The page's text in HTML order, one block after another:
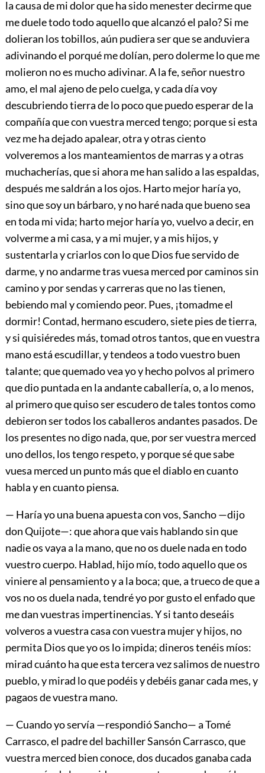
la causa de mi dolor que ha sido menester decirme que
me duele todo todo aquello que alcanzó el palo? Si me
dolieran los tobillos, aún pudiera ser que se anduviera
adivinando el porqué me dolían, pero dolerme lo que me
molieron no es mucho adivinar. A la fe, señor nuestro
amo, el mal ajeno de pelo cuelga, y cada día voy
descubriendo tierra de lo poco que puedo esperar de la
compañía que con vuestra merced tengo; porque si esta
vez me ha dejado apalear, otra y otras ciento
volveremos a los manteamientos de marras y a otras
muchacherías, que si ahora me han salido a las espaldas,
después me saldrán a los ojos. Harto mejor haría yo,
sino que soy un bárbaro, y no haré nada que bueno sea
en toda mi vida; harto mejor haría yo, vuelvo a decir, en
volverme a mi casa, y a mi mujer, y a mis hijos, y
sustentarla y criarlos con lo que Dios fue servido de
darme, y no andarme tras vuesa merced por caminos sin
camino y por sendas y carreras que no las tienen,
bebiendo mal y comiendo peor. Pues, ¡tomadme el
dormir! Contad, hermano escudero, siete pies de tierra,
y si quisiéredes más, tomad otros tantos, que en vuestra
mano está escudillar, y tendeos a todo vuestro buen
talante; que quemado vea yo y hecho polvos al primero
que dio puntada en la andante caballería, o, a lo menos,
al primero que quiso ser escudero de tales tontos como
debieron ser todos los caballeros andantes pasados. De
los presentes no digo nada, que, por ser vuestra merced
uno dellos, los tengo respeto, y porque sé que sabe
vuesa merced un punto más que el diablo en cuanto
habla y en cuanto piensa.
— Haría yo una buena apuesta con vos, Sancho —dijo
don Quijote—: que ahora que vais hablando sin que
nadie os vaya a la mano, que no os duele nada en todo
vuestro cuerpo. Hablad, hijo mío, todo aquello que os
viniere al pensamiento y a la boca; que, a trueco de que a
vos no os duela nada, tendré yo por gusto el enfado que
me dan vuestras impertinencias. Y si tanto deseáis
volveros a vuestra casa con vuestra mujer y hijos, no
permita Dios que yo os lo impida; dineros tenéis míos:
mirad cuánto ha que esta tercera vez salimos de nuestro
pueblo, y mirad lo que podéis y debéis ganar cada mes, y
pagaos de vuestra mano.
— Cuando yo servía —respondió Sancho— a Tomé
Carrasco, el padre del bachiller Sansón Carrasco, que
vuestra merced bien conoce, dos ducados ganaba cada